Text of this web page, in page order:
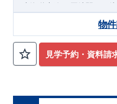
東海道本線 西岡崎駅まで徒
下旬完成予定
近隣の完成物件のご案内可
を！
物件のおすすめポイント
見学予約・資料請
物